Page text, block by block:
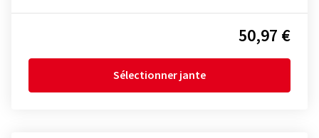
50,97 €
Sélectionner jante